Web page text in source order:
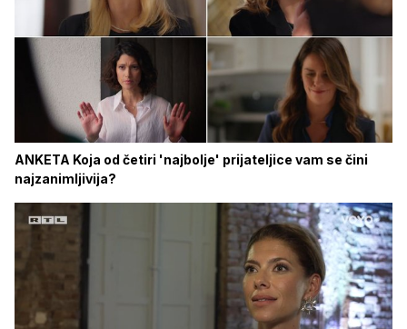
ANKETA Koja od četiri 'najbolje' prijateljice vam se čini
najzanimljivija?